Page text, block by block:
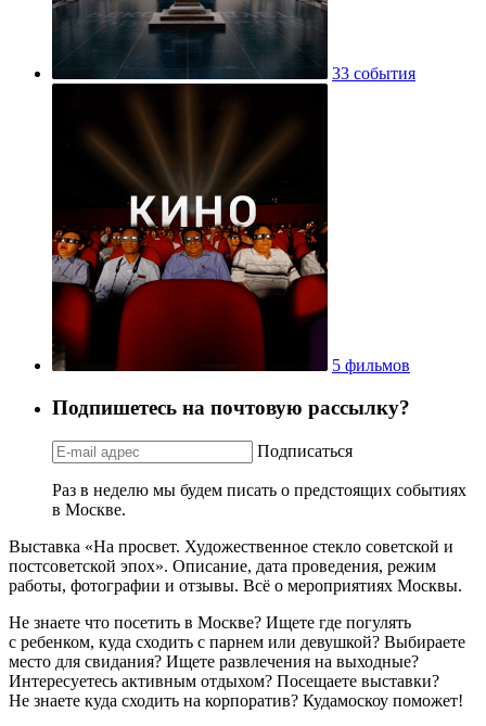
33 события
5 фильмов
Подпишетесь на почтовую рассылку?
Подписаться
Раз в неделю мы будем писать о предстоящих событиях
в Москве.
Выставка «На просвет. Художественное стекло советской и
постсоветской эпох». Описание, дата проведения, режим
работы, фотографии и отзывы. Всё о мероприятиях Москвы.
Не знаете что посетить в Москве? Ищете где погулять
с ребенком, куда сходить с парнем или девушкой? Выбираете
место для свидания? Ищете развлечения на выходные?
Интересуетесь активным отдыхом? Посещаете выставки?
Не знаете куда сходить на корпоратив? Кудамоскоу поможет!